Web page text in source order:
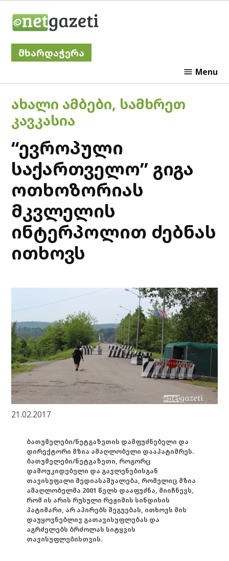
მხარდაჭერა
Menu
POSTED
IN
ᲐᲮᲐᲚᲘ ᲐᲛᲑᲔᲑᲘ, ᲡᲐᲛᲮᲠᲔᲗ
ᲙᲐᲕᲙᲐᲡᲘᲐ
“ევროპული
საქართველო’’ გიგა
ოთხოზორიას
მკვლელის
ინტერპოლით ძებნას
ითხოვს
21.02.2017
ბათუმელები/ნეტგაზეთის დამფუძნებელი და
დირექტორი მზია ამაღლობელი დააპატიმრეს.
ბათუმელები/ნეტგაზეთი, როგორც
დამოუკიდებელი და გავლენებისგან
თავისუფალი მედიასაშუალება, რომელიც მზია
ამაღლობელმა 2001 წელს დააფუძნა, მიიჩნევს,
რომ ის არის რუსული რეჟიმის სინდისის
პატიმარი, არ აპირებს შეგუებას, ითხოვს მის
დაუყოვნებლივ გათავისუფლებას და
აგრძელებს ბრძოლას სიტყვის
თავისუფლებისთვის.